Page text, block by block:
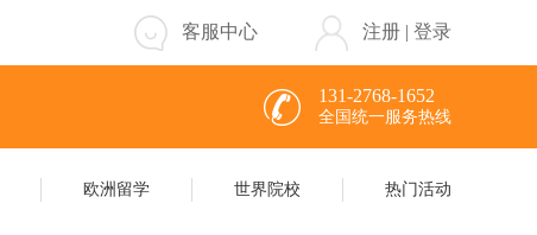
客服中心 注册 | 登录
131-2768-1652
全国统一服务热线
欧洲留学 世界院校 热门活动